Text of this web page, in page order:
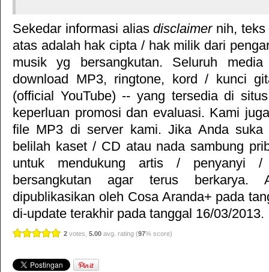
Sekedar informasi aliasdisclaimernih, teks
atas adalah hak cipta / hak milik dari
musik yg bersangkutan. Seluruh
download MP3, ringtone, kord / kunci
(official YouTube) -- yang tersedia di
keperluan promosi dan evaluasi. Kami
file MP3 di server kami. Jika Anda
belilah kaset / CD atau nada sambung
untuk mendukung artis / penyanyi
bersangkutan agar terus berkarya.
dipublikasikan oleh Cosa Aranda+ pada
di-update terakhir pada tanggal 16/03/2013.
2 votes, 5.00 avg. rating (97% score)